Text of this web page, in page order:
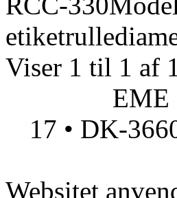
Viser 1 til 1 af
EME
17 • DK-
Websitet